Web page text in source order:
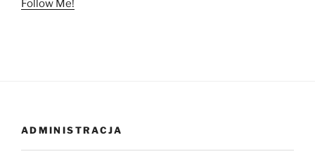
Follow Me!
ADMINISTRACJA